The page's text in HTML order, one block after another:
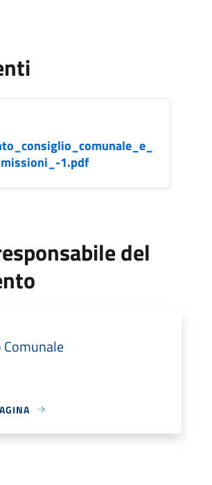
1.pdf
del
Comunale